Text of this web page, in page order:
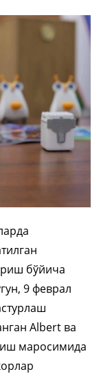
бўйича
9 феврал
Albert ва
маросимида